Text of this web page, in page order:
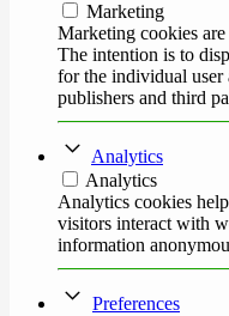
Marketing
Marketing cookies
The intention is to
for the individual user
publishers and third
Analytics
Analytics
Analytics cookies
visitors interact with
information
Preferences